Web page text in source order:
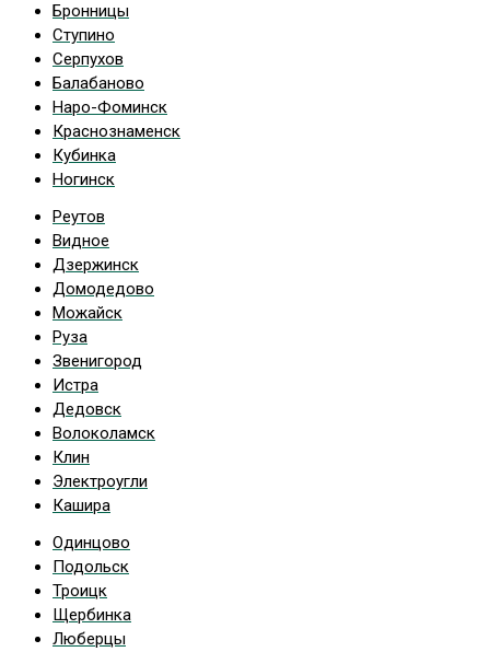
Бронницы
Ступино
Серпухов
Балабаново
Наро-Фоминск
Краснознаменск
Кубинка
Ногинск
Реутов
Видное
Дзержинск
Домодедово
Можайск
Руза
Звенигород
Истра
Дедовск
Волоколамск
Клин
Электроугли
Кашира
Одинцово
Подольск
Троицк
Щербинка
Люберцы